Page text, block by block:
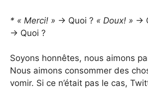
* « Merci! » -> Quoi ? « Doux! » ->
-> Quoi ?
Soyons honnêtes, nous aimons
Nous aimons consommer des
vomir. Si ce n’était pas le cas,